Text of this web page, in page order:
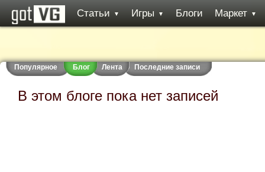
Статьи ▼ Игры ▼ Блоги Маркет ▼
Популярное Блог Лента Последние записи
В этом блоге пока нет записей